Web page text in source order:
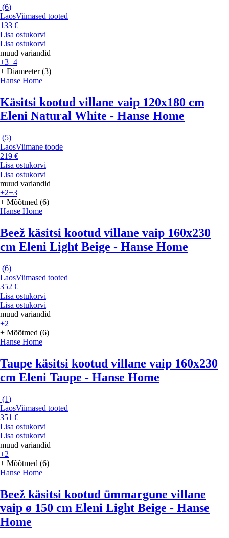
(6)
LaosViimased tooted
133 €
Lisa ostukorvi
Lisa ostukorvi
muud variandid
+3+4
+ Diameeter (3)
Hanse Home
Käsitsi kootud villane vaip 120x180 cm
Eleni Natural White - Hanse Home
(5)
LaosViimane toode
219 €
Lisa ostukorvi
Lisa ostukorvi
muud variandid
+2+3
+ Mõõtmed (6)
Hanse Home
Beež käsitsi kootud villane vaip 160x230
cm Eleni Light Beige - Hanse Home
(6)
LaosViimased tooted
352 €
Lisa ostukorvi
Lisa ostukorvi
muud variandid
+2
+ Mõõtmed (6)
Hanse Home
Taupe käsitsi kootud villane vaip 160x230
cm Eleni Taupe - Hanse Home
(1)
LaosViimased tooted
351 €
Lisa ostukorvi
Lisa ostukorvi
muud variandid
+2
+ Mõõtmed (6)
Hanse Home
Beež käsitsi kootud ümmargune villane
vaip ø 150 cm Eleni Light Beige - Hanse
Home